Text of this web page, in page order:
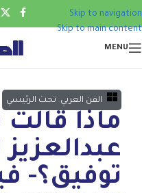
Skip to navigation
Skip to main content
MENU
الفن العربي تحت الرئيسي
ماذا
توفيق؟-